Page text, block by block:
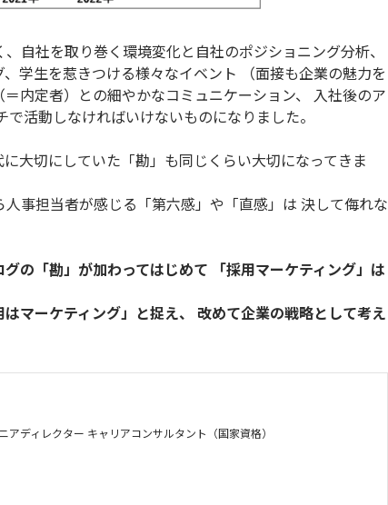
自社を取り巻く環境変化と自社のポジショニング分析、
学生を惹きつける様々なイベント （面接も企業の魅力を
内定者）との細やかなコミュニケーション、 入社後のア
活動しなければいけないものになりました。
大切にしていた「勘」も同じくらい大切になってきま
事担当者が感じる「第六感」や「直感」は 決して侮れな
の「勘」が加わってはじめて 「採用マーケティング」は
マーケティング」と捉え、 改めて企業の戦略として考え
ディレクター キャリアコンサルタント（国家資格）